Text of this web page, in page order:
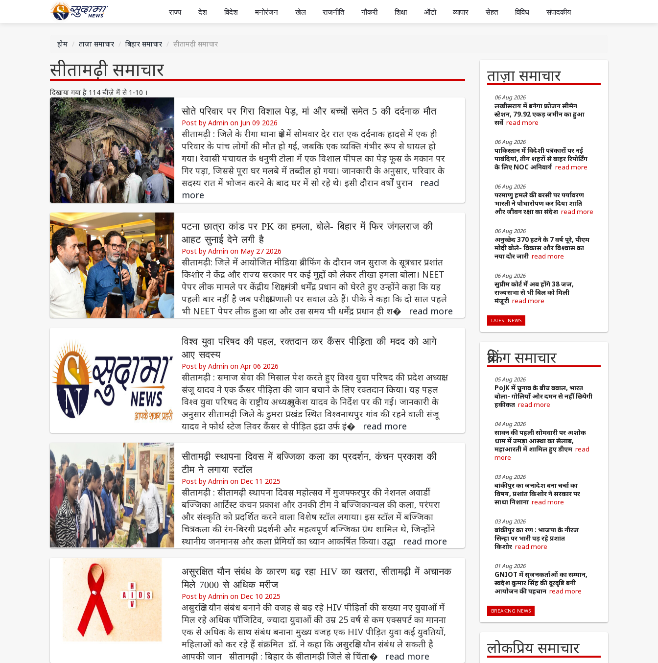
राज्य देश विदेश मनोरंजन खेल राजनीति नौकरी शिक्षा ऑटो व्यापार सेहत विविध संपादकीय
होम ताज़ा समाचार बिहार समाचार सीतामढ़ी समाचार
सीतामढ़ी समाचार
दिखाया गया है 114 चीज़े में से 1-10 ।
सोते परिवार पर गिरा विशाल पेड़, मां और बच्चों समेत 5 की दर्दनाक मौत
Post by Admin on Jun 09 2026
सीतामढ़ी : जिले के रीगा थाना क्षेत्र में सोमवार देर रात एक दर्दनाक हादसे में एक ही
परिवार के पांच लोगों की मौत हो गई, जबकि एक व्यक्ति गंभीर रूप से घायल हो
गया। रेवासी पंचायत के धनुषी टोला में एक विशाल पीपल का पेड़ फूस के मकान पर
गिर पड़ा, जिससे पूरा घर मलबे में तब्दील हो गया। जानकारी के अनुसार, परिवार के
सदस्य रात में भोजन करने के बाद घर में सो रहे थे। इसी दौरान वर्षों पुरान read
more
पटना छात्रा कांड पर PK का हमला, बोले- बिहार में फिर जंगलराज की
आहट सुनाई देने लगी है
Post by Admin on May 27 2026
सीतामढ़ी: जिले में आयोजित मीडिया ब्रीफिंग के दौरान जन सुराज के सूत्रधार प्रशांत
किशोर ने केंद्र और राज्य सरकार पर कई मुद्दों को लेकर तीखा हमला बोला। NEET
पेपर लीक मामले पर केंद्रीय शिक्षा मंत्री धर्मेंद्र प्रधान को घेरते हुए उन्होंने कहा कि यह
पहली बार नहीं है जब परीक्षा प्रणाली पर सवाल उठे हैं। पीके ने कहा कि दो साल पहले
भी NEET पेपर लीक हुआ था और उस समय भी धर्मेंद्र प्रधान ही श� read more
विश्व युवा परिषद की पहल, रक्तदान कर कैंसर पीड़िता की मदद को आगे
आए सदस्य
Post by Admin on Apr 06 2026
सीतामढ़ी : समाज सेवा की मिसाल पेश करते हुए विश्व युवा परिषद की प्रदेश अध्यक्षा
संजू यादव ने एक कैंसर पीड़िता की जान बचाने के लिए रक्तदान किया। यह पहल
विश्व युवा परिषद के राष्ट्रीय अध्यक्ष मुकेश यादव के निर्देश पर की गई। जानकारी के
अनुसार सीतामढ़ी जिले के डुमरा प्रखंड स्थित विश्वनाथपुर गांव की रहने वाली संजू
यादव ने फोर्थ स्टेज लिवर कैंसर से पीड़ित इंद्रा उर्फ इं� read more
सीतामढ़ी स्थापना दिवस में बज्जिका कला का प्रदर्शन, कंचन प्रकाश की
टीम ने लगाया स्टॉल
Post by Admin on Dec 11 2025
सीतामढ़ी : सीतामढ़ी स्थापना दिवस महोत्सव में मुजफ्फरपुर की नेशनल अवार्डी
बज्जिका आर्टिस्ट कंचन प्रकाश और उनकी टीम ने बज्जिकान्चल की कला, परंपरा
और संस्कृति को प्रदर्शित करने वाला विशेष स्टॉल लगाया। इस स्टॉल में बज्जिका
चित्रकला की रंग-बिरंगी प्रदर्शनी और महत्वपूर्ण बज्जिका ग्रंथ शामिल थे, जिन्होंने
स्थानीय जनमानस और कला प्रेमियों का ध्यान आकर्षित किया। उद्घा read more
असुरक्षित यौन संबंध के कारण बढ़ रहा HIV का खतरा, सीतामढ़ी में अचानक
मिले 7000 से अधिक मरीज
Post by Admin on Dec 10 2025
असुरक्षित यौन संबंध बनाने की वजह से बढ़ रहे HIV पीड़ितों की संख्या नए युवाओं में
मिल रहे अधिक पॉजिटिव, ज्यादा युवाओं की उम्र 25 वर्ष से कम एक्सपर्ट का मानना
एक से अधिक के साथ संबंध बनाना मुख्य वजह एक HIV पीड़ित युवा कई युवतियों,
महिलाओं को कर रहे हैं संक्रमित डॉ. ने कहा कि असुरक्षित यौन संबंध ले सकती है
आपकी जान सीतामढ़ी : बिहार के सीतामढ़ी जिले से चिंता� read more
ताज़ा समाचार
06 Aug 2026
लखीसराय में बनेगा फ्रोजन सीमेन
स्टेशन, 79.92 एकड़ जमीन का हुआ
सर्वे read more
06 Aug 2026
पाकिस्तान में विदेशी पत्रकारों पर नई
पाबंदियां, तीन शहरों से बाहर रिपोर्टिंग
के लिए NOC अनिवार्य read more
06 Aug 2026
​परमाणु हमले की बरसी पर पर्यावरण
भारती ने पौधारोपण कर दिया शांति
और जीवन रक्षा का संदेश read more
06 Aug 2026
अनुच्छेद 370 हटने के 7 वर्ष पूरे, पीएम
मोदी बोले- विकास और विश्वास का
नया दौर जारी read more
06 Aug 2026
सुप्रीम कोर्ट में अब होंगे 38 जज,
राज्यसभा से भी बिल को मिली
मंजूरी read more
LATEST NEWS
ब्रेकिंग समाचार
05 Aug 2026
PoJK में चुनाव के बीच बवाल, भारत
बोला- गोलियों और दमन से नहीं छिपेगी
हकीकत read more
04 Aug 2026
सावन की पहली सोमवारी पर अशोक
धाम में उमड़ा आस्था का सैलाब,
महाआरती में शामिल हुए डीएम read
more
03 Aug 2026
बांकीपुर का जनादेश बना चर्चा का
विषय, प्रशांत किशोर ने सरकार पर
साधा निशाना read more
03 Aug 2026
बांकीपुर का रण : भाजपा के नीरज
सिन्हा पर भारी पड़ रहे प्रशांत
किशोर read more
01 Aug 2026
GNIOT में सृजनकर्ताओं का सम्मान,
स्वदेश कुमार सिंह की दूरदृष्टि बनी
आयोजन की पहचान read more
BREAKING NEWS
लोकप्रिय समाचार